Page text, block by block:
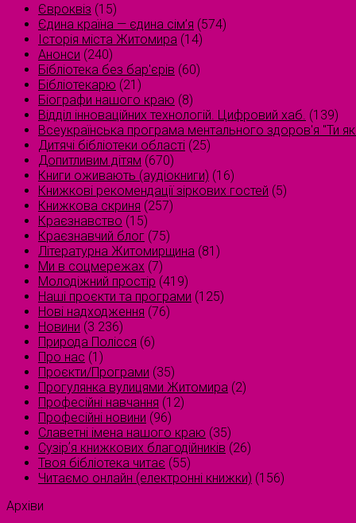
Євроквіз (15)
Єдина країна — єдина сім’я (574)
Історія міста Житомира (14)
Анонси (240)
Бібліотека без бар'єрів (60)
Бібліотекарю (21)
Біографи нашого краю (8)
Відділ інноваційних технологій. Цифровий хаб. (139)
Всеукраїнська програма ментального здоров'я "Ти
Дитячі бібліотеки області (25)
Допитливим дітям (670)
Книги оживають (аудіокниги) (16)
Книжкові рекомендації зіркових гостей (5)
Книжкова скриня (257)
Краєзнавство (15)
Краєзнавчий блог (75)
Літературна Житомирщина (81)
Ми в соцмережах (7)
Молодіжний простір (419)
Наші проєкти та програми (125)
Нові надходження (76)
Новини (3 236)
Природа Полісся (6)
Про нас (1)
Проєкти/Програми (35)
Прогулянка вулицями Житомира (2)
Професійні навчання (12)
Професійні новини (96)
Славетні імена нашого краю (35)
Сузірʼя книжкових благодійників (26)
Твоя бібліотека читає (55)
Читаємо онлайн (електронні книжки) (156)
Архіви